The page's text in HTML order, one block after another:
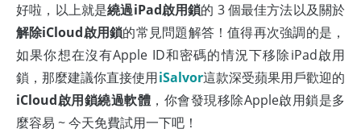
好啦，以上就是繞過iPad啟用鎖的 3 個最佳方法以及關於
解除iCloud啟用鎖的常見問題解答！值得再次強調的是，
如果你想在沒有Apple ID和密碼的情況下移除iPad啟用
鎖，那麼建議你直接使用iSalvor這款深受蘋果用戶歡迎的
iCloud啟用鎖繞過軟體 ，你會發現移除Apple啟用鎖是多
麼容易 ~ 今天免費試用一下吧！